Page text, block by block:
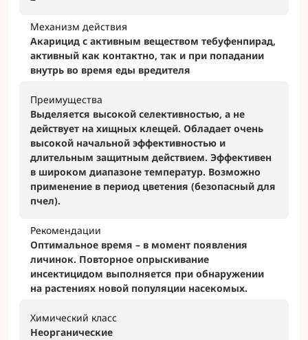
Механизм действия
Акарицид с активным веществом тебуфенпирад,
активный как контактно, так и при попадании
внутрь во время еды вредителя
Преимущества
Выделяется высокой селективностью, а не
действует на хищных клещей. Обладает очень
высокой начальной эффективностью и
длительным защитным действием. Эффективен
в широком диапазоне температур. Возможно
применение в период цветения (безопасный для
пчел).
Рекомендации
Оптимальное время – в момент появления
личинок. Повторное опрыскивание
инсектицидом выполняется при обнаружении
на растениях новой популяции насекомых.
Химический класс
Неорганические